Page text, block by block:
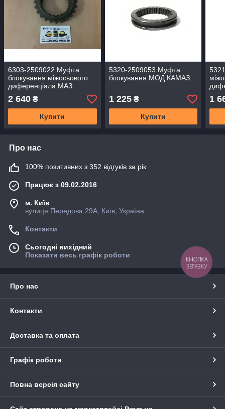
6303-2509022 Муфта
блокування міжосьового
диференціала МАЗ
(ОРИГІНАЛ)
2 640 ₴
Купити
5320-2509053 Муфта
блокування МОД КАМАЗ
1 225₴
Купити
1
Про нас
100% позитивних з 352 відгуків за рік
Працює з 09.02.2016
м. Київ
вулиця Передова 29А, Київ, Україна
Контакти
Сьогодні вихідний
Показати весь графік роботи
Про нас
Контакти
Доставка та оплата
Графік роботи
Повна версія сайту
КНОПКА
ЗВ'ЯЗКУ